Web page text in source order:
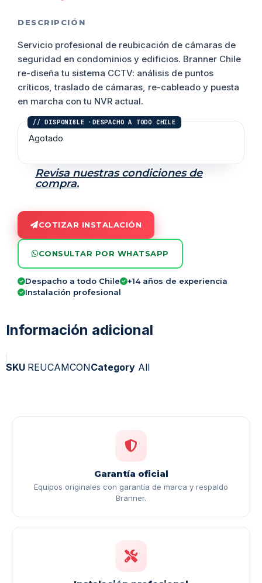
DESCRIPCIÓN
Servicio profesional de reubicación de cámaras de
seguridad en condominios y edificios. Branner Chile
re-diseña tu sistema CCTV: análisis de puntos
críticos, traslado de cámaras, re-cableado y puesta
en marcha con tu NVR actual.
Agotado
Revisa nuestras condiciones de
compra.
COTIZAR INSTALACIÓN
CONSULTAR POR WHATSAPP
Despacho a todo Chile
+14 años de experiencia
Instalación profesional
Información adicional
SKU REUCAMCONCategory All
Garantía oficial
Equipos originales con garantía de marca y respaldo
Branner.